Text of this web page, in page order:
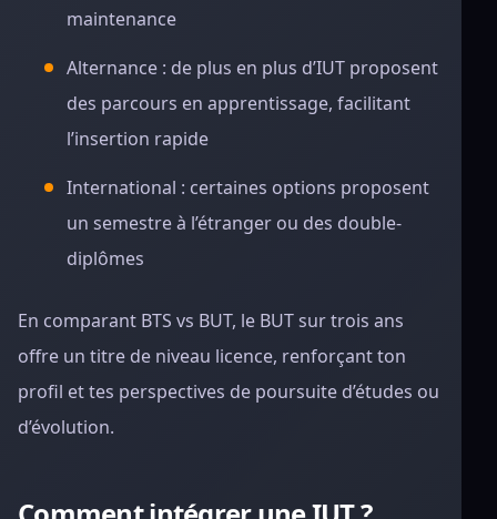
maintenance
Alternance : de plus en plus d’IUT proposent
des parcours en apprentissage, facilitant
l’insertion rapide
International : certaines options proposent
un semestre à l’étranger ou des double-
diplômes
En comparant BTS vs BUT, le BUT sur trois ans
offre un titre de niveau licence, renforçant ton
profil et tes perspectives de poursuite d’études ou
d’évolution.